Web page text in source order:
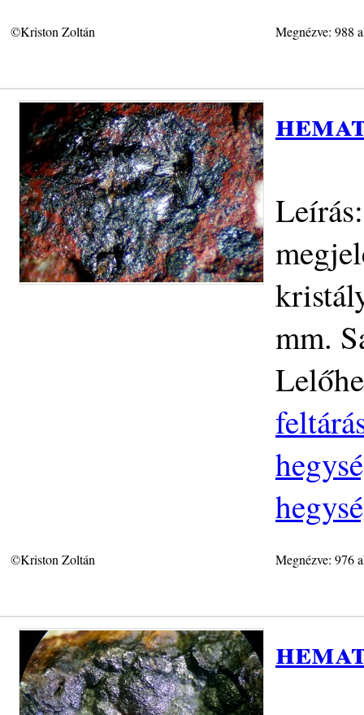
©Kriston Zoltán Megnézve: 988
mm.
©Kriston Zoltán Megnézve: 976